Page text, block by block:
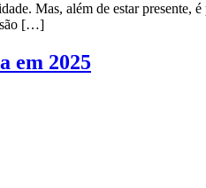
Mas, além de estar presente,
são […]
em 2025